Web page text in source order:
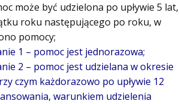
może być udzielona po upływie 5 lat,
roku następującego po roku, w
pomocy;
1 – pomoc jest jednorazowa;
2 – pomoc jest udzielana w okresie
czym każdorazowo po upływie 12
warunkiem udzielenia